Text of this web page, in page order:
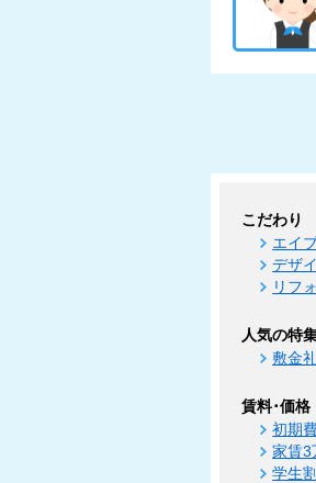
こだわり
エイ
デザ
リフ
人気の特
敷金
賃料･価格
初期
家賃3
学生